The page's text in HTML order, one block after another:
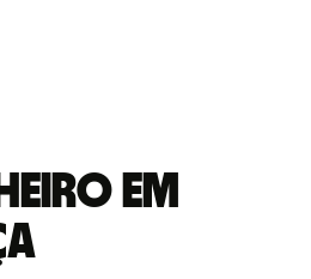
em